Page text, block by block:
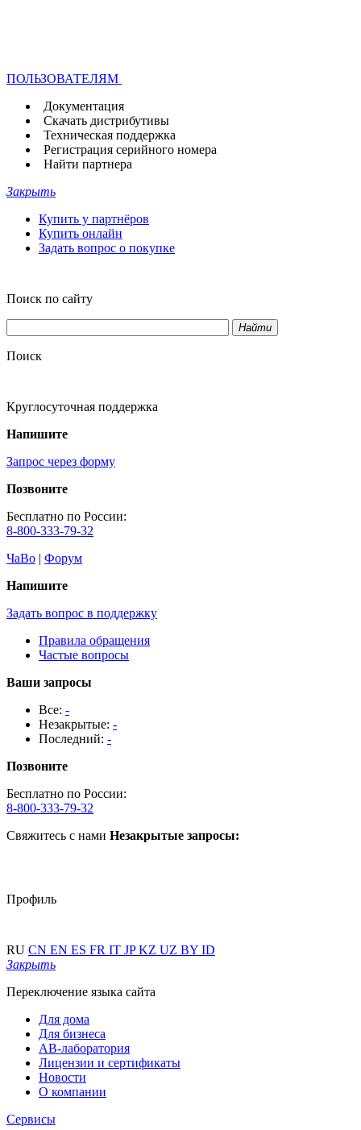
ПОЛЬЗОВАТЕЛЯМ
Документация
Скачать дистрибутивы
Техническая поддержка
Регистрация серийного номера
Найти партнера
Закрыть
Купить у партнёров
Купить онлайн
Задать вопрос о покупке
Поиск по сайту
Найти
Поиск
Круглосуточная поддержка
Напишите
Запрос через форму
Позвоните
Бесплатно по России:
8-800-333-79-32
ЧаВо | Форум
Напишите
Задать вопрос в поддержку
Правила обращения
Частые вопросы
Ваши запросы
Все: -
Незакрытые: -
Последний: -
Позвоните
Бесплатно по России:
8-800-333-79-32
Свяжитесь с нами Незакрытые запросы:
Профиль
RU CN EN ES FR IT JPKZ UZ BY ID
Закрыть
Переключение языка сайта
Для дома
Для бизнеса
АВ-лаборатория
Лицензии и сертификаты
Новости
О компании
Сервисы